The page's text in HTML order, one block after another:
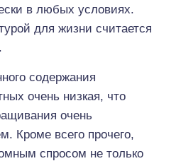
в любых условиях.
для жизни считается
содержания
очень низкая, что
очень
Кроме всего прочего,
спросом не только